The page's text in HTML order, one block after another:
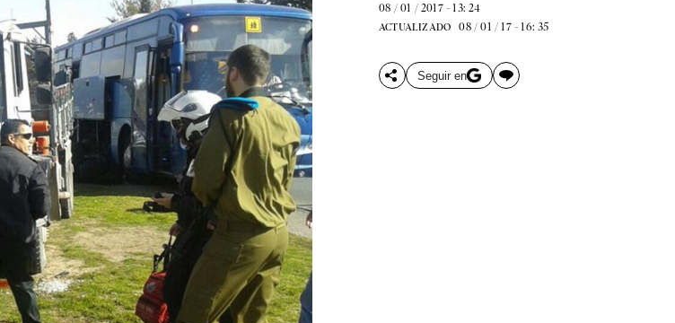
08 / 01 / 2017 - 13: 24
ACTUALIZADO 08 / 01 / 17 - 16: 35
Seguir en